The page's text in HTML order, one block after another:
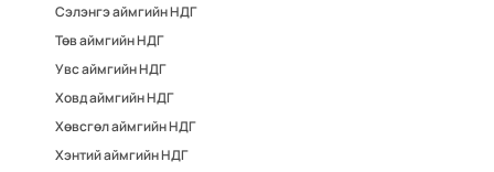
Сэлэнгэ аймгийн НДГ
Төв аймгийн НДГ
Увс аймгийн НДГ
Ховд аймгийн НДГ
Хөвсгөл аймгийн НДГ
Хэнтий аймгийн НДГ